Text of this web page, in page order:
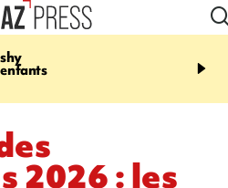
15:54
inquiétante - un appel
2026 : les